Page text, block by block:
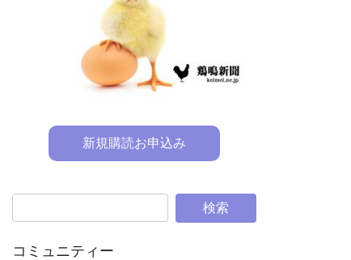
新規購読お申込み
コミュニティー